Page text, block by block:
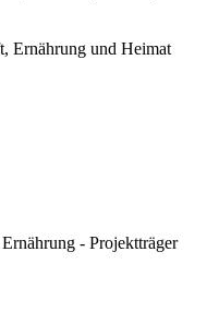
Ernährung und Heimat
- Projektträger